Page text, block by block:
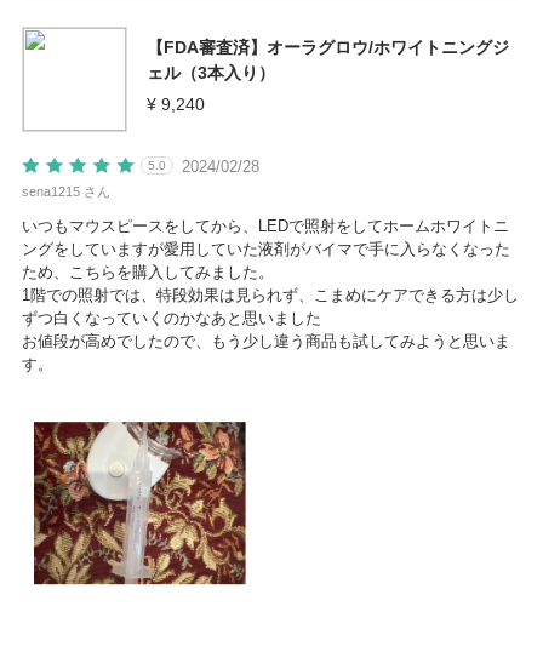
【FDA審査済】オーラグロウ/ホワイトニングジ
ェル（3本入り）
¥ 9,240
2024/02/28
5.0
sena1215 さん
いつもマウスピースをしてから、LEDで照射をしてホームホワイトニ
ングをしていますが愛用していた液剤がバイマで手に入らなくなった
ため、こちらを購入してみました。
1階での照射では、特段効果は見られず、こまめにケアできる方は少し
ずつ白くなっていくのかなあと思いました
お値段が高めでしたので、もう少し違う商品も試してみようと思いま
す。